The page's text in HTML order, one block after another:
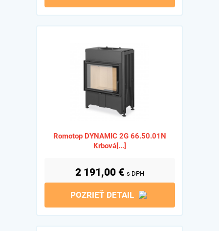
Romotop DYNAMIC 2G 66.50.01N
Krbová[...]
2 191,00 € s DPH
POZRIEŤ DETAIL